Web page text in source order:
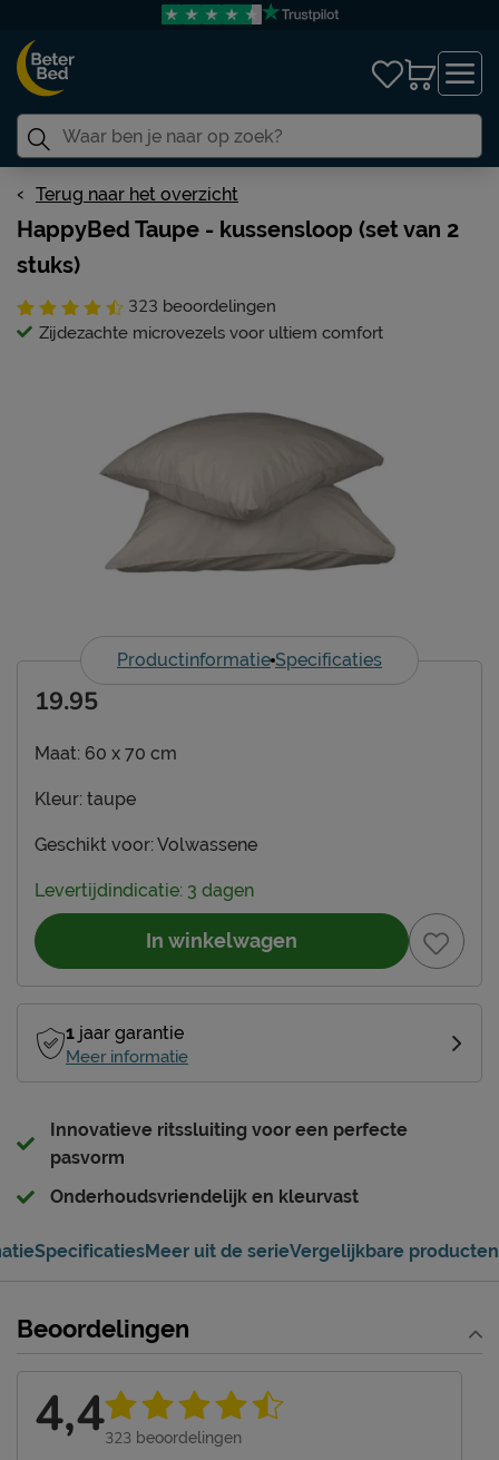
Terug naar het overzicht
HappyBed Taupe - kussensloop (set van 2
stuks)
323 beoordelingen
Zijdezachte microvezels voor ultiem comfort
Productinformatie Specificaties
Maat: 60 x 70 cm
Kleur: taupe
Geschikt voor: Volwassene
19.95
Levertijdindicatie: 3 dagen
In winkelwagen
1 jaar garantie
Meer informatie
Innovatieve ritssluiting voor een perfecte
pasvorm
Onderhoudsvriendelijk en kleurvast
SpecificatiesMeer uit de serieVergelijkbare producten
Beoordelingen
4,4323 beoordelingen